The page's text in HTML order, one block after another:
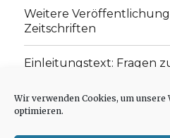
Wir verwenden Cookies, um unsere
optimieren.
Weitere
Zeitschriften
Einleitungstext: Fragen
„schwachen Glaubens“